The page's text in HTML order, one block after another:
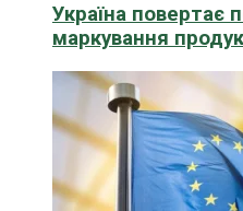
Україна повертає
маркування